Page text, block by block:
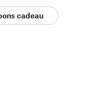
cadeau